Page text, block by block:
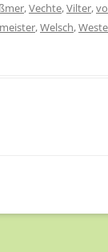
,Vechte,Vilter,
,Welsch,